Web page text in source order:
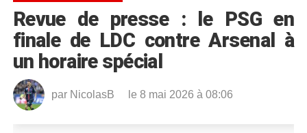
Revue de presse : le PSG en
finale de LDC contre Arsenal à
un horaire spécial
par NicolasB le 8 mai 2026 à 08:06